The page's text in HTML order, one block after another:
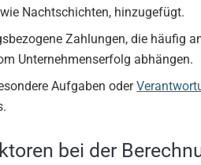
Nachtschichten, hinzugefügt.
Zahlungen, die häufig
Unternehmenserfolg abhängen.
Aufgaben oder
bei der